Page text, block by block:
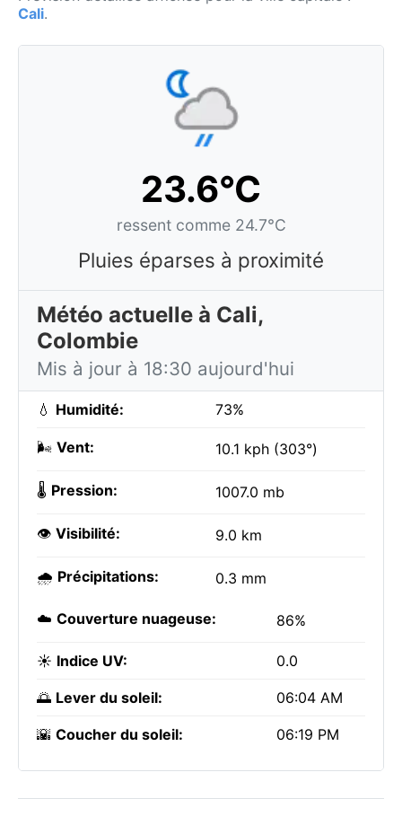
Cali.
23.6°C
ressent comme 24.7°C
Pluies éparses à proximité
Météo actuelle à Cali,
Colombie
Mis à jour à 18:30 aujourd'hui
💧 Humidité: 73%
🌬️ Vent: 10.1 kph (303°)
🌡️ Pression: 1007.0 mb
👁️ Visibilité: 9.0 km
🌧️ Précipitations: 0.3 mm
☁️ Couverture nuageuse: 86%
☀️ Indice UV: 0.0
🌅 Lever du soleil: 06:04 AM
🌇 Coucher du soleil: 06:19 PM